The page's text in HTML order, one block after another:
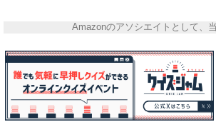
Amazonのアソシエイトとして、